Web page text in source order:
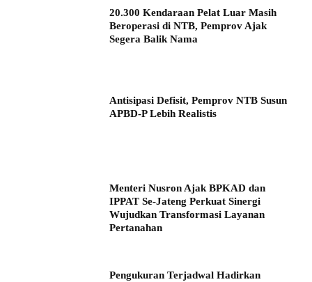
20.300 Kendaraan Pelat Luar Masih
Beroperasi di NTB, Pemprov Ajak
Segera Balik Nama
Antisipasi Defisit, Pemprov NTB Susun
APBD-P Lebih Realistis
Menteri Nusron Ajak BPKAD dan
IPPAT Se-Jateng Perkuat Sinergi
Wujudkan Transformasi Layanan
Pertanahan
Pengukuran Terjadwal Hadirkan